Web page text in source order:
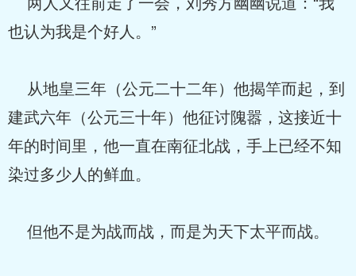
也认为我是个好人。”
从地皇三年（公元二十二年）他揭竿而起，到
建武六年（公元三十年）他征讨隗嚣，这接近十
年的时间里，他一直在南征北战，手上已经不知
染过多少人的鲜血。
但他不是为战而战，而是为天下太平而战。